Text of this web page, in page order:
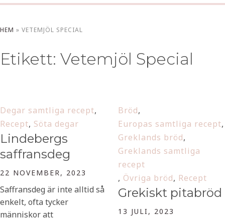
HEM » VETEMJÖL SPECIAL
Etikett: Vetemjöl Special
Degar samtliga recept,
Recept, Söta degar
Lindebergs
saffransdeg
22 NOVEMBER, 2023
Saffransdeg är inte alltid så
enkelt, ofta tycker
människor att
Bröd,
Europas samtliga recept,
Greklands bröd,
Greklands samtliga
recept
, Övriga bröd, Recept
Grekiskt pitabröd
13 JULI, 2023